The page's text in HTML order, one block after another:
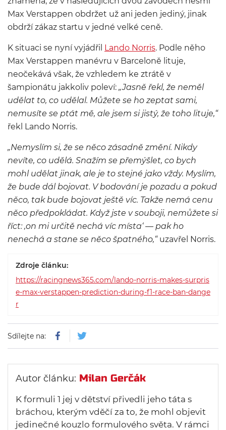
Max Verstappen obdržet už ani jeden jediný, jinak
obdrží zákaz startu v jedné velké ceně.
K situaci se nyní vyjádřil Lando Norris. Podle něho
Max Verstappen manévru v Barceloně lituje,
neočekává však, že vzhledem ke ztrátě v
šampionátu jakkoliv poleví: „Jasně řekl, že neměl
udělat to, co udělal. Můžete se ho zeptat sami,
nemusíte se ptát mě, ale jsem si jistý, že toho lituje,“
řekl Lando Norris.
„Nemyslím si, že se něco zásadně změní. Nikdy
nevíte, co udělá. Snažím se přemýšlet, co bych
mohl udělat jinak, ale je to stejné jako vždy. Myslím,
že bude dál bojovat. V bodování je pozadu a pokud
něco, tak bude bojovat ještě víc. Takže nemá cenu
něco předpokládat. Když jste v souboji, nemůžete si
říct: ‚on mi určitě nechá víc místa‘ — pak ho
nenechá a stane se něco špatného,“uzavřel Norris.
Zdroje článku:
https://racingnews365.com/lando-norris-makes-surpris
e-max-verstappen-prediction-during-f1-race-ban-dange
r
Sdílejte na:
Autor článku: Milan Gerčák
K formuli 1 jej v dětství přivedli jeho táta s
bráchou, kterým vděčí za to, že mohl objevit
jedinečné kouzlo formulového světa. V rámci